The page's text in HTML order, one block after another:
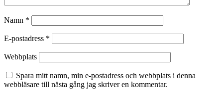
Namn *
E-postadress *
Webbplats
Spara mitt namn, min e-postadress och webbplats i denna
webbläsare till nästa gång jag skriver en kommentar.